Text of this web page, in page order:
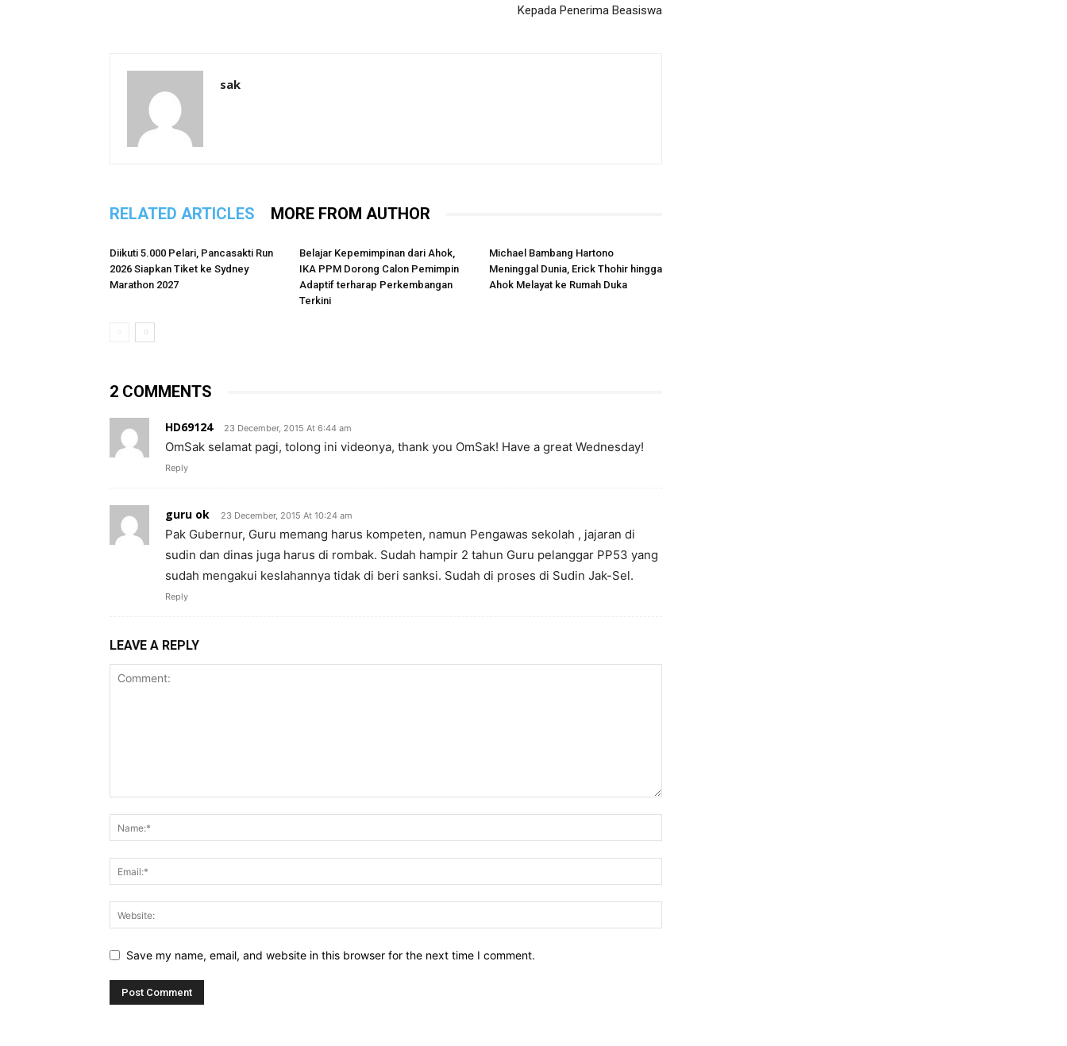
Kepada Penerima Beasiswa
sak
RELATED ARTICLES MORE FROM AUTHOR
Diikuti 5.000 Pelari, Pancasakti Run
2026 Siapkan Tiket ke Sydney
Marathon 2027
Belajar Kepemimpinan dari Ahok,
IKA PPM Dorong Calon Pemimpin
Adaptif terharap Perkembangan
Terkini
Michael Bambang Hartono
Meninggal Dunia, Erick Thohir hingga
Ahok Melayat ke Rumah Duka
2 COMMENTS
HD69124 23 December, 2015 At 6:44 am
OmSak selamat pagi, tolong ini videonya, thank you OmSak! Have a great Wednesday!
Reply
guru ok 23 December, 2015 At 10:24 am
Pak Gubernur, Guru memang harus kompeten, namun Pengawas sekolah , jajaran di
sudin dan dinas juga harus di rombak. Sudah hampir 2 tahun Guru pelanggar PP53 yang
sudah mengakui keslahannya tidak di beri sanksi. Sudah di proses di Sudin Jak-Sel.
Reply
LEAVE A REPLY
Save my name, email, and website in this browser for the next time I comment.